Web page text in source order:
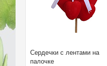
Сердечки с лентами на
палочке